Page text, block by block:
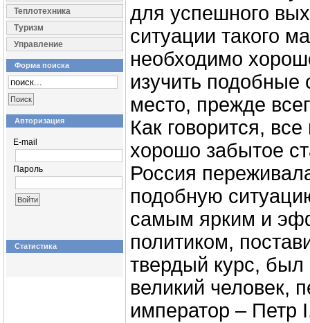
Теплотехника
Туризм
Управление
Форма поиска
Авторизация
E-mail
Пароль
Статистика
для успешного
ситуации такого
необходимо
изучить
место, прежде
Как говорится,
хорошо забытое
Россия
подобную
самым ярким и
политиком,
твердый курс, был
великий человек,
император – Петр